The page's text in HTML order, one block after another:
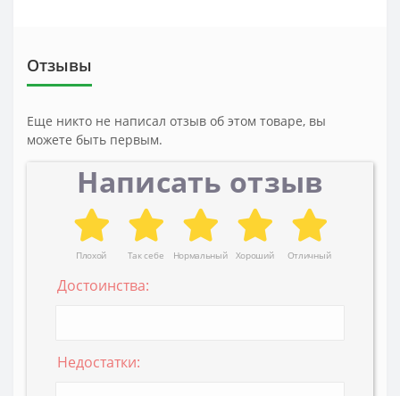
Отзывы
Еще никто не написал отзыв об этом товаре, вы
можете быть первым.
Написать отзыв
Плохой Так себе Нормальный Хороший Отличный
Достоинства:
Недостатки: